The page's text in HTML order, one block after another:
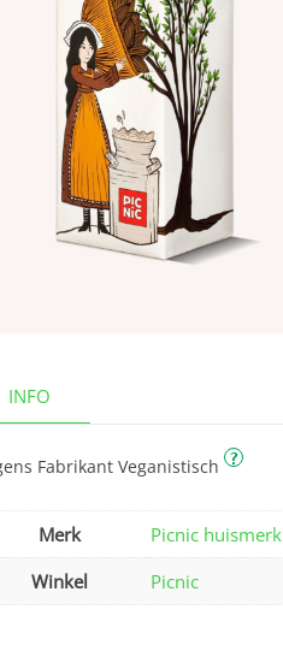
INFO
Fabrikant Veganistisch ?
Merk
Picnic huismerk
Winkel
Picnic